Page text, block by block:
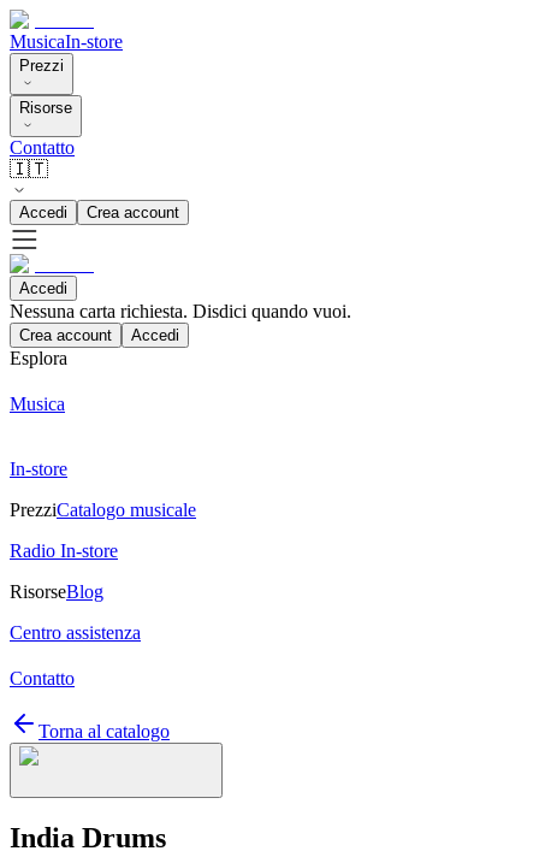
MusicaIn-store
Prezzi
Risorse
Contatto
🇮🇹
Accedi Crea account
Accedi
Nessuna carta richiesta. Disdici quando vuoi.
Crea account Accedi
Esplora
Musica
In-store
PrezziCatalogo musicale
Radio In-store
RisorseBlog
Centro assistenza
Contatto
Torna al catalogo
India Drums